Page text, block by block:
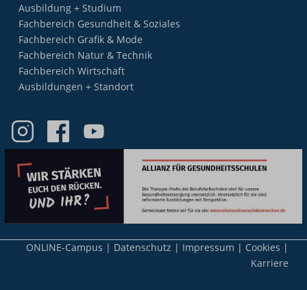
Ausbildung + Studium
Fachbereich Gesundheit & Soziales
Fachbereich Grafik & Mode
Fachbereich Natur & Technik
Fachbereich Wirtschaft
Ausbildungen + Standort
Meta-
ONLINE-Campus Datenschutz Impressum
Cookies
Karriere